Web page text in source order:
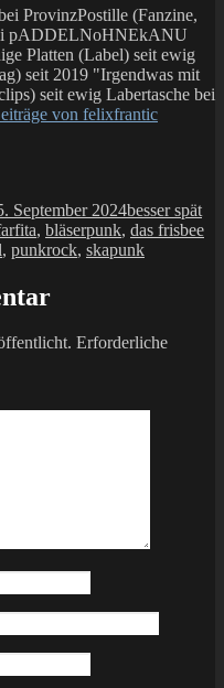
ProvinzPostille (Fanzine,
pADDELNoHNEkANU
Platten (Label) seit ewig
seit 2019 "Irgendwas mit
seit ewig Labertasche bei
von felixfrantic
September 2024besser spät
, bläserpunk, das frisbee
, punkrock, skapunk
Erforderliche